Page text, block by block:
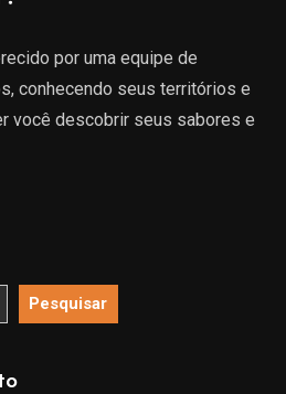
por uma equipe de
conhecendo seus territórios e
você descobrir seus sabores e
Pesquisar